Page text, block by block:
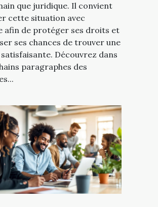
que juridique. Il convient
cette situation avec
afin de protéger ses droits et
ses chances de trouver une
Découvrez dans
paragraphes des